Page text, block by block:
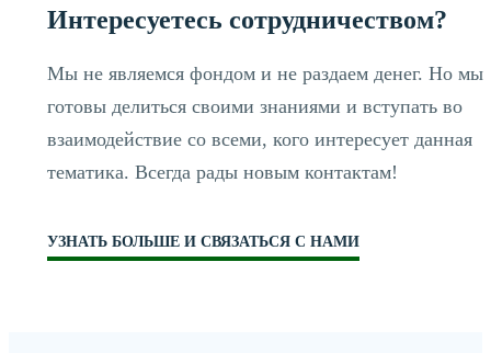
Интересуетесь сотрудничеством?
Мы не являемся фондом и не раздаем денег. Но мы
готовы делиться своими знаниями и вступать во
взаимодействие со всеми, кого интересует данная
тематика. Всегда рады новым контактам!
УЗНАТЬ БОЛЬШЕ И СВЯЗАТЬСЯ С НАМИ